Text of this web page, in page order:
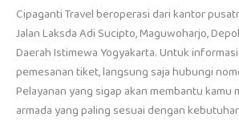
Cipaganti Travel beroperasi dari kantor
Jalan Laksda Adi Sucipto, Maguwoharjo,
Daerah Istimewa Yogyakarta. Untuk
pemesanan tiket, langsung saja hubungi
Pelayanan yang sigap akan membantu kamu
armada yang paling sesuai dengan